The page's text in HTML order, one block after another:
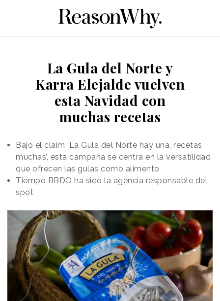
La Gula del Norte y
Karra Elejalde vuelven
esta Navidad con
muchas recetas
Bajo el claim ‘La Gula del Norte hay una, recetas
muchas’, esta campaña se centra en la versatilidad
que ofrecen las gulas como alimento
Tiempo BBDO ha sido la agencia responsable del
spot